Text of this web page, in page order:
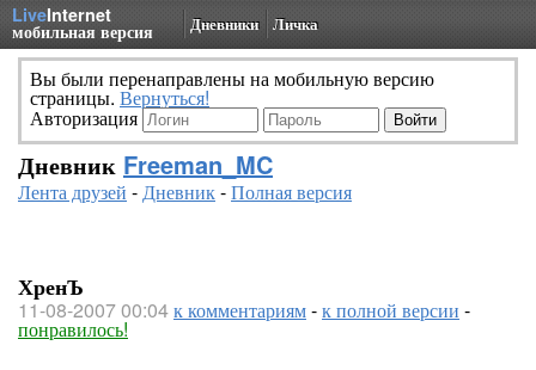
LiveInternet
мобильная версия Дневники Личка
Вы были перенаправлены на мобильную версию
страницы. Вернуться!
Авторизация
Дневник Freeman_MC
Лента друзей -Дневник-Полная версия
ХренЪ
11-08-2007 00:04к комментариям-к полной версии -
понравилось!